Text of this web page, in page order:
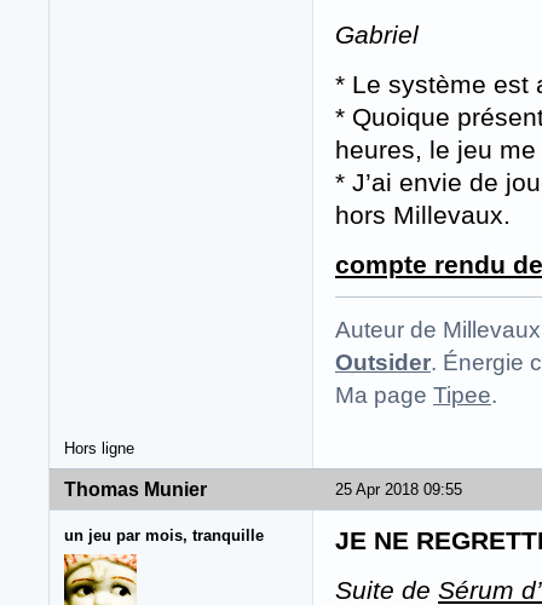
Gabriel
* Le système est
* Quoique
heures, le jeu
* J’ai envie de
hors Millevaux.
compte rendu
Auteur de
Outsider. Énergie
Ma page Tipee.
Hors ligne
25 Apr 2018 09:55
Thomas Munier
un jeu par mois, tranquille
JE NE
Suite de Sérum